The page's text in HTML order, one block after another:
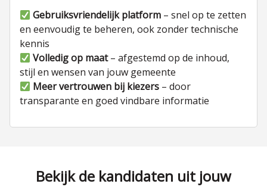
Gebruiksvriendelijk platform – snel op te zetten
en eenvoudig te beheren, ook zonder technische
kennis
Volledig op maat– afgestemd op de inhoud,
stijl en wensen van jouw gemeente
Meer vertrouwen bij kiezers – door
transparante en goed vindbare informatie
Bekijk de kandidaten uit jouw